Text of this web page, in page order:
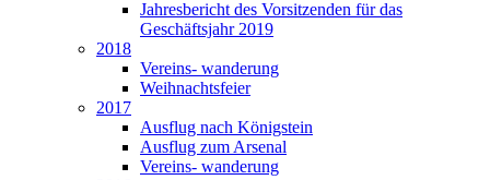
Jahresbericht des Vorsitzenden für das
Geschäftsjahr 2019
2018
Vereins- wanderung
Weihnachtsfeier
2017
Ausflug nach Königstein
Ausflug zum Arsenal
Vereins- wanderung